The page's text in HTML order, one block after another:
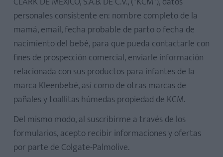
personales consistente en: nombre completo de la
mamá, email, fecha probable de parto o fecha de
nacimiento del bebé, para que pueda contactarle con
fines de prospección comercial, enviarle información
relacionada con sus productos para infantes de la
marca Kleenbebé, así como de otras marcas de
pañales y toallitas húmedas propiedad de KCM.
Del mismo modo, al suscribirme a través de los
formularios, acepto recibir informaciones y ofertas
por parte de Colgate-Palmolive.